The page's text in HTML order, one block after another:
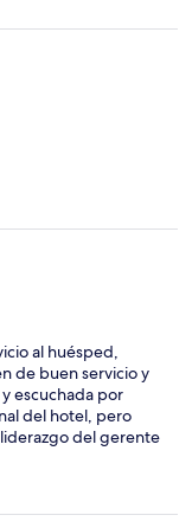
al huésped,
de buen servicio y
escuchada por
del hotel, pero
del gerente